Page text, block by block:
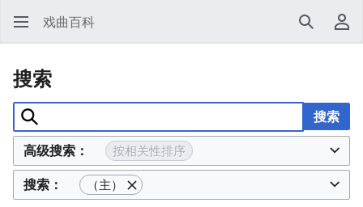
戏曲百科 搜索 用
搜索
搜索
高级搜索： 按相关性排序
搜索： （主）